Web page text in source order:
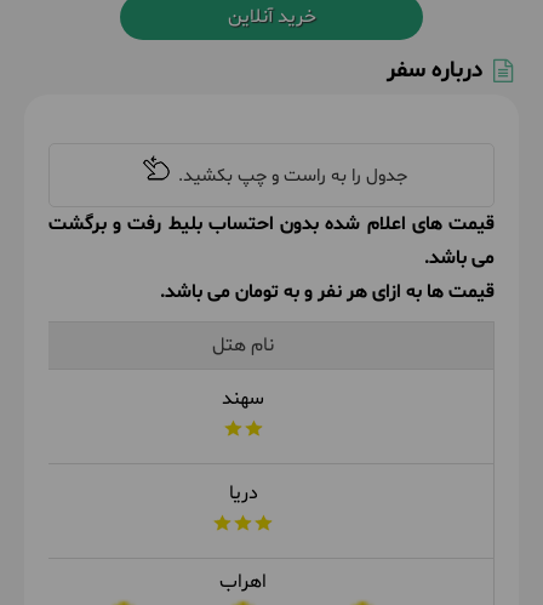
خرید آنلاین
درباره سفر
قیمت های اعلام شده بدون احتساب بلیط رفت و برگشت
می باشد.
قیمت ها به ازای هر نفر و به تومان می باشد.
نام هتل
سهند
دریا
اهراب